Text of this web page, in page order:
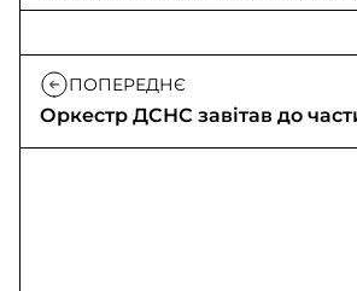
ПОПЕРЕДНЄ
Оркестр ДСНС завітав до